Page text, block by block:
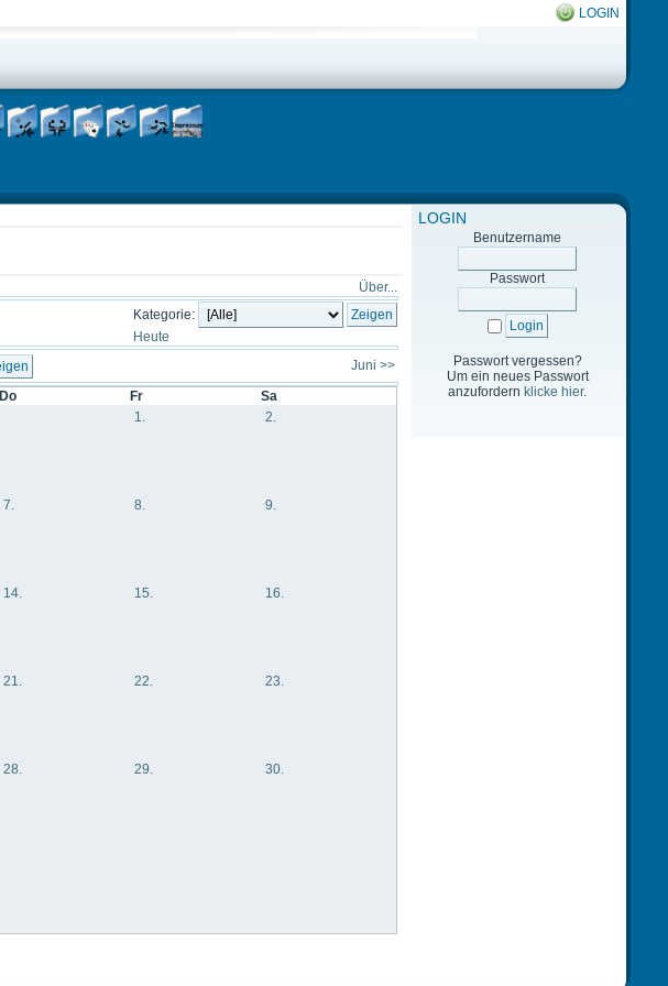
LOGIN
LOGIN
Benutzername
Passwort
Passwort vergessen?
Um ein neues Passwort
anzufordernklicke hier.
Über...
Kategorie:
Heute
Juni >>
Do Fr Sa
1. 2.
7. 8. 9.
14. 15. 16.
21. 22. 23.
28. 29. 30.